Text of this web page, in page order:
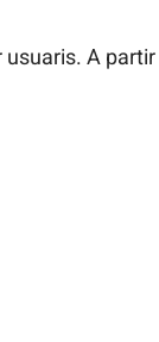
usuaris. A partir